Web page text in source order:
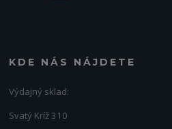
KDE NÁS NÁJDETE
Výdajný sklad:
Svätý Kríž 310